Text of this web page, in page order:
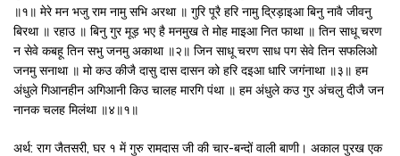
॥१॥ मेरे मन भजु राम नामु सभि अरथा ॥ गुरि पूरै हरि नामु दि्रड़ाइआ बिनु नावै जीवनु
बिरथा ॥ रहाउ ॥ बिनु गुर मूड़ भए है मनमुख ते मोह माइआ नित फाथा ॥ तिन साधू चरण
न सेवे कबहू तिन सभु जनमु अकाथा ॥२॥ जिन साधू चरण साध पग सेवे तिन सफलिओ
जनमु सनाथा ॥ मो कउ कीजै दासु दास दासन को हरि दइआ धारि जगंनाथा ॥३॥ हम
अंधुले गिआनहीन अगिआनी किउ चालह मारगि पंथा ॥ हम अंधुले कउ गुर अंचलु दीजै जन
नानक चलह मिलंथा ॥४॥१॥
अर्थ: राग जैतसरी, घर १ में गुरु रामदास जी की चार-बन्दों वाली बाणी। अकाल पुरख एक